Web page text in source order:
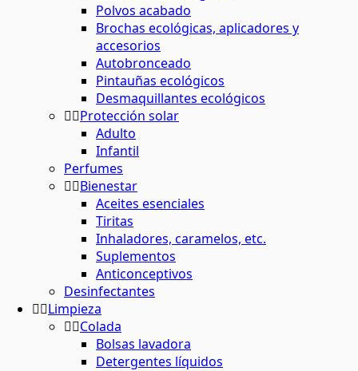
Polvos acabado
Brochas ecológicas, aplicadores y
accesorios
Autobronceado
Pintauñas ecológicos
Desmaquillantes ecológicos
Protección solar
Adulto
Infantil
Perfumes
Bienestar
Aceites esenciales
Tiritas
Inhaladores, caramelos, etc.
Suplementos
Anticonceptivos
Desinfectantes
Limpieza
Colada
Bolsas lavadora
Detergentes líquidos